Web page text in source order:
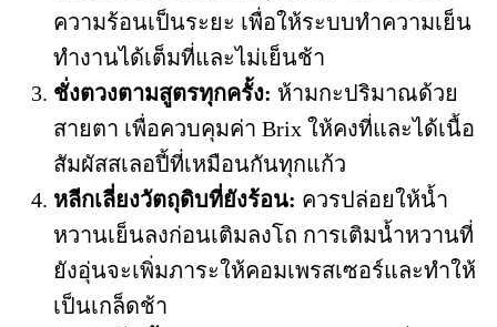
ความร้อนเป็นระยะ เพื่อให้ระบบทำความเย็น
ทำงานได้เต็มที่และไม่เย็นช้า
ชั่งตวงตามสูตรทุกครั้ง: ห้ามกะปริมาณด้วย
สายตา เพื่อควบคุมค่า Brix ให้คงที่และได้เนื้อ
สัมผัสสเลอปี้ที่เหมือนกันทุกแก้ว
หลีกเลี่ยงวัตถุดิบที่ยังร้อน: ควรปล่อยให้น้ำ
หวานเย็นลงก่อนเติมลงโถ การเติมน้ำหวานที่
ยังอุ่นจะเพิ่มภาระให้คอมเพรสเซอร์และทำให้
เป็นเกล็ดช้า